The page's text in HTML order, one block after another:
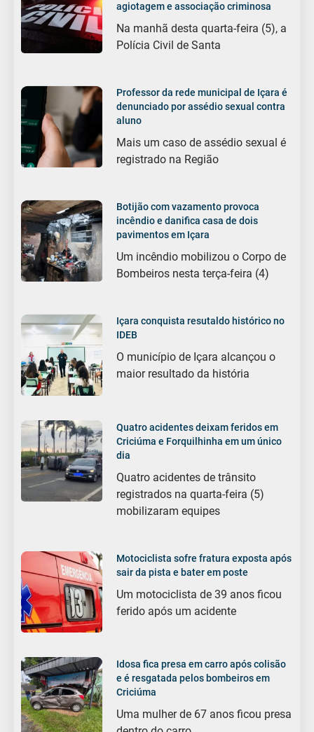
agiotagem e associação criminosa
Na manhã desta quarta-feira (5), a
Polícia Civil de Santa
Professor da rede municipal de Içara é
denunciado por assédio sexual contra
aluno
Mais um caso de assédio sexual é
registrado na Região
Botijão com vazamento provoca
incêndio e danifica casa de dois
pavimentos em Içara
Um incêndio mobilizou o Corpo de
Bombeiros nesta terça-feira (4)
Içara conquista resutaldo histórico no
IDEB
O município de Içara alcançou o
maior resultado da história
Quatro acidentes deixam feridos em
Criciúma e Forquilhinha em um único
dia
Quatro acidentes de trânsito
registrados na quarta-feira (5)
mobilizaram equipes
Motociclista sofre fratura exposta após
sair da pista e bater em poste
Um motociclista de 39 anos ficou
ferido após um acidente
Idosa fica presa em carro após colisão
e é resgatada pelos bombeiros em
Criciúma
Uma mulher de 67 anos ficou presa